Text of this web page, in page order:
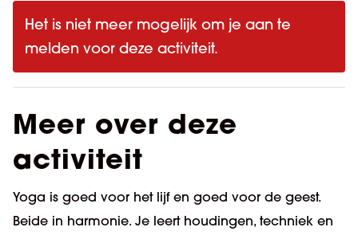
Het is niet meer mogelijk om je aan te
melden voor deze activiteit.
Meer over deze
activiteit
Yoga is goed voor het lijf en goed voor de geest.
Beide in harmonie. Je leert houdingen, techniek en